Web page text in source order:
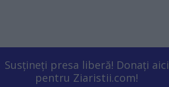
Susțineți presa liberă! Donați aici
pentru Ziaristii.com!